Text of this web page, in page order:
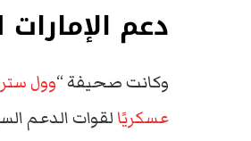
دعم
وكانت صحيفة “وول
عسكريًا لقوات الدعم